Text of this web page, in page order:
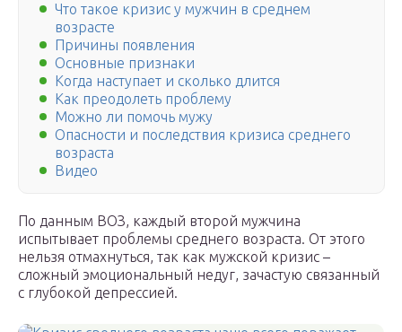
Что такое кризис у мужчин в среднем
возрасте
Причины появления
Основные признаки
Когда наступает и сколько длится
Как преодолеть проблему
Можно ли помочь мужу
Опасности и последствия кризиса среднего
возраста
Видео
По данным ВОЗ, каждый второй мужчина
испытывает проблемы среднего возраста. От этого
нельзя отмахнуться, так как мужской кризис –
сложный эмоциональный недуг, зачастую связанный
с глубокой депрессией.